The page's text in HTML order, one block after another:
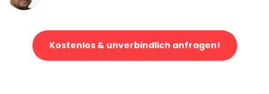
Kostenlos & unverbindlich anfragen!